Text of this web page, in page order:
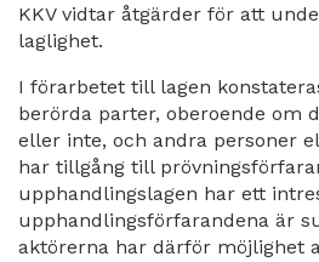
KKV vidtar åtgärder för att
laglighet.
I förarbetet till lagen
berörda parter, oberoende om
eller inte, och andra personer
har tillgång till
upphandlingslagen har ett
upphandlingsförfarandena är
aktörerna har därför möjlighet